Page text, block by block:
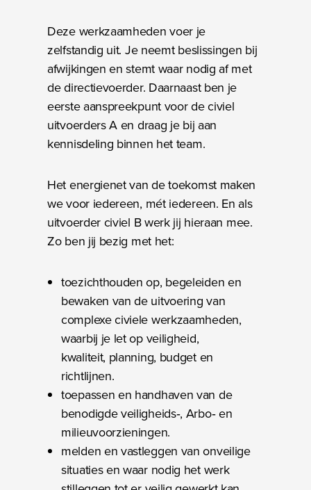
Deze werkzaamheden voer je
zelfstandig uit. Je neemt beslissingen bij
afwijkingen en stemt waar nodig af met
de directievoerder. Daarnaast ben je
eerste aanspreekpunt voor de civiel
uitvoerders A en draag je bij aan
kennisdeling binnen het team.
Het energienet van de toekomst maken
we voor iedereen, mét iedereen. En als
uitvoerder civiel B werk jij hieraan mee.
Zo ben jij bezig met het:
toezichthouden op, begeleiden en
bewaken van de uitvoering van
complexe civiele werkzaamheden,
waarbij je let op veiligheid,
kwaliteit, planning, budget en
richtlijnen.
toepassen en handhaven van de
benodigde veiligheids‑, Arbo‑ en
milieuvoorzieningen.
melden en vastleggen van onveilige
situaties en waar nodig het werk